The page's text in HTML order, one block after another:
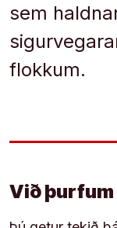
sem
flokkum.
Við þurfum